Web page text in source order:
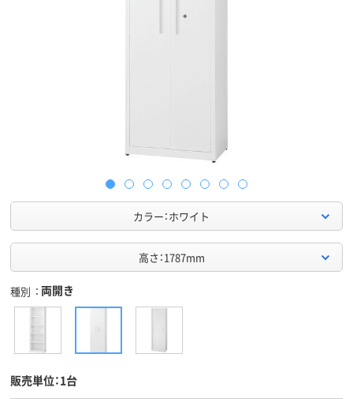
カラー：ホワイト
高さ：1787mm
種別 両開き
販売単位：1台